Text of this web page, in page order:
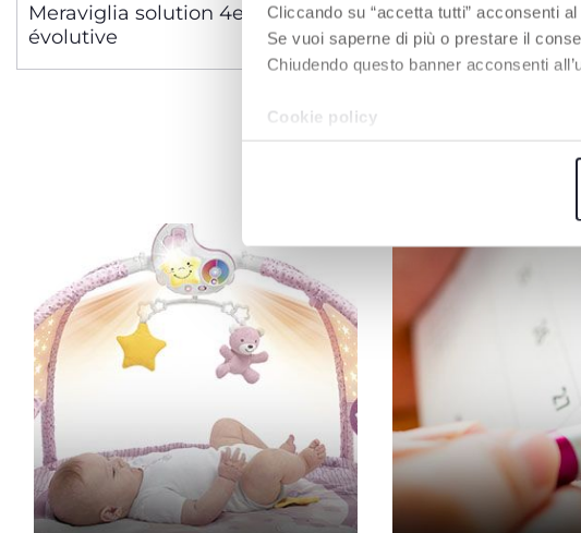
Cliccando su “accetta tutti” acconsenti
Se vuoi saperne di più o prestare il
Chiudendo questo banner acconsenti
Cookie policy
Meraviglia solution 4en1
évolutive